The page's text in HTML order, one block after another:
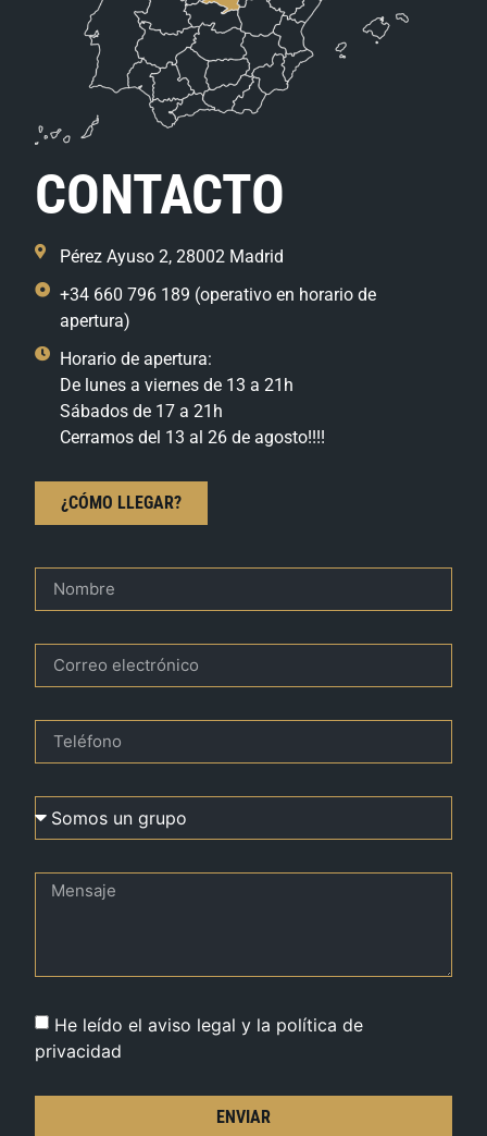
CONTACTO
Pérez Ayuso 2, 28002 Madrid
+34 660 796 189 (operativo en horario de
apertura)
Horario de apertura:
De lunes a viernes de 13 a 21h
Sábados de 17 a 21h
Cerramos del 13 al 26 de agosto!!!!
¿CÓMO LLEGAR?
He leído el aviso legal y la política de
privacidad
ENVIAR